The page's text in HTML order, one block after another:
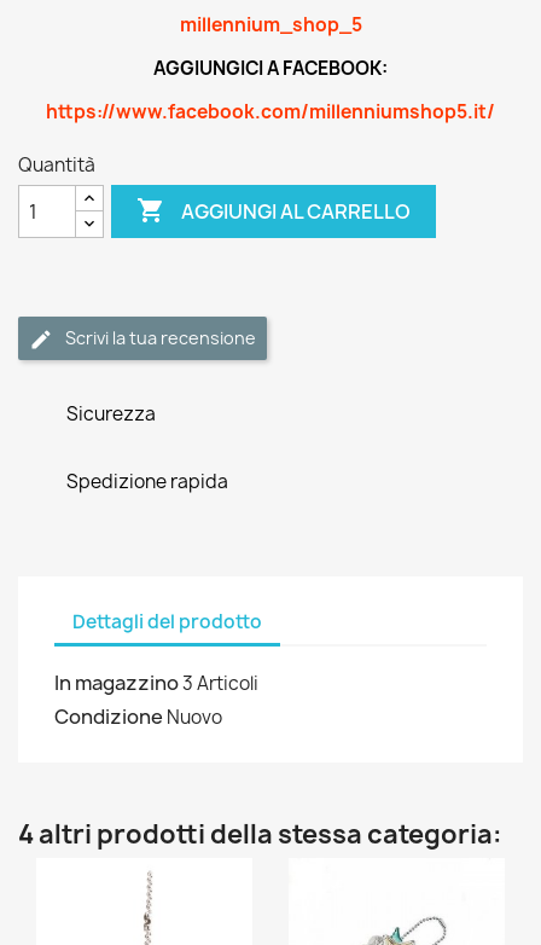
millennium_shop_5
AGGIUNGICI A FACEBOOK:
https://www.facebook.com/millenniumshop5.it/
Quantità
 AGGIUNGI AL CARRELLO
Scrivi la tua recensione
Sicurezza
Spedizione rapida
Dettagli del prodotto
In magazzino3 Articoli
Condizione Nuovo
4 altri prodotti della stessa categoria: